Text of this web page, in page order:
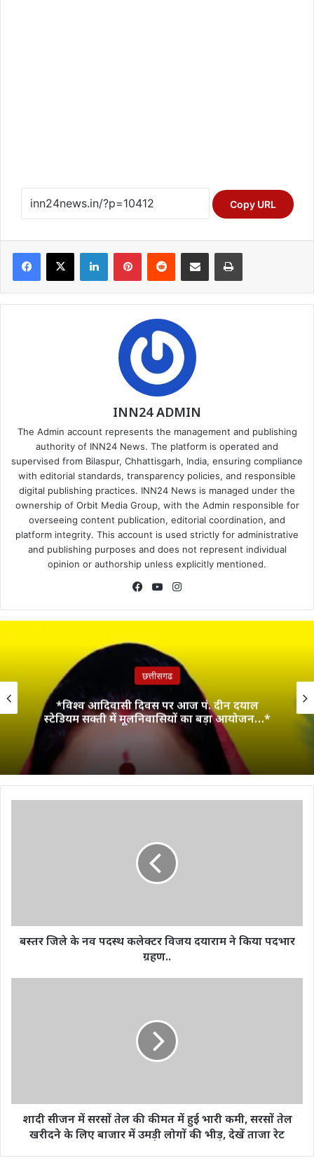
Copy URL
Facebook
X LinkedInPinterestReddit Share via Email Print
INN24 ADMIN
The Admin account represents the management and publishing
authority of INN24 News. The platform is operated and
supervised from Bilaspur, Chhattisgarh, India, ensuring compliance
with editorial standards, transparency policies, and responsible
digital publishing practices. INN24 News is managed under the
ownership of Orbit Media Group, with the Admin responsible for
overseeing content publication, editorial coordination, and
platform integrity. This account is used strictly for administrative
and publishing purposes and does not represent individual
opinion or authorship unless explicitly mentioned.
FacebookYouTube
छत्तीसगढ
*विश्व आदिवासी दिवस पर आज पं. दीन दयाल
स्टेडियम सक्ती में मूलनिवासियों का बड़ा आयोजन…*
ने
किया
बस्तर जिले के नव पदस्थ कलेक्टर विजय दयाराम ने किया पदभार
ग्रहण..
हुई
भारीशादी सीजन में सरसों तेल की कीमत में हुई भारी कमी, सरसों तेल
खरीदने के लिए बाजार में उमड़ी लोगों की भीड़, देखें ताजा रेट